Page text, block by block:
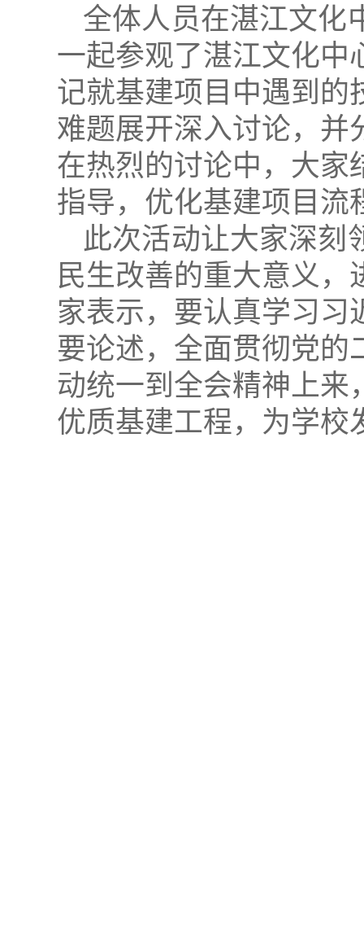
全体人员在湛江文化
一起参观了湛江文化中
记就基建项目中遇到的
难题展开深入讨论，并
在热烈的讨论中，大家
指导，优化基建项目流
此次活动让大家深刻
民生改善的重大意义，
家表示，要认真学习习
要论述，全面贯彻党的
动统一到全会精神上来
优质基建工程，为学校